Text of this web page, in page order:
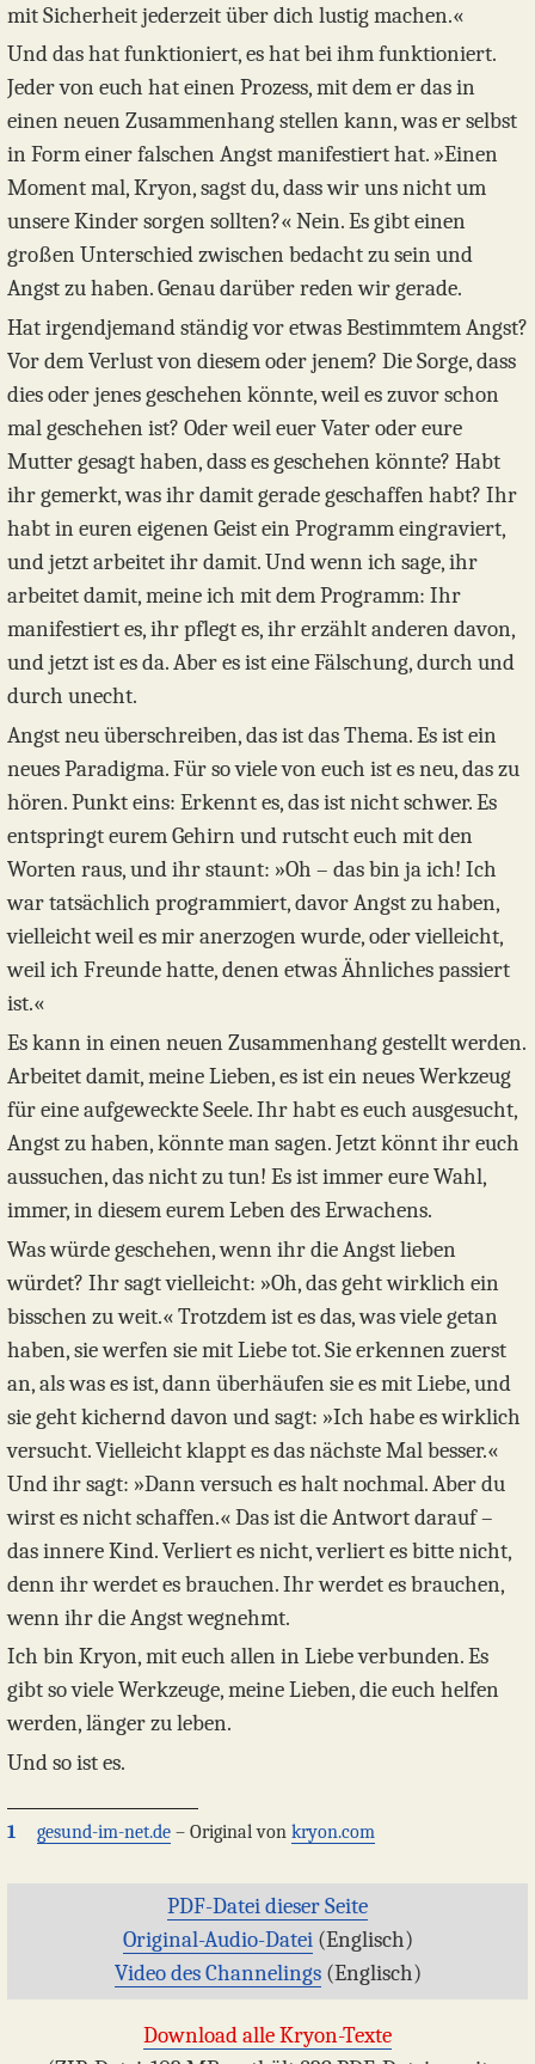
mit Sicherheit jederzeit über dich lustig machen.«
Und das hat funktioniert, es hat bei ihm funktioniert.
Jeder von euch hat einen Prozess, mit dem er das in
einen neuen Zusammenhang stellen kann, was er selbst
in Form einer falschen Angst manifestiert hat. »Einen
Moment mal, Kryon, sagst du, dass wir uns nicht um
unsere Kinder sorgen sollten?« Nein. Es gibt einen
großen Unterschied zwischen bedacht zu sein und
Angst zu haben. Genau darüber reden wir gerade.
Hat irgendjemand ständig vor etwas Bestimmtem Angst?
Vor dem Verlust von diesem oder jenem? Die Sorge, dass
dies oder jenes geschehen könnte, weil es zuvor schon
mal geschehen ist? Oder weil euer Vater oder eure
Mutter gesagt haben, dass es geschehen könnte? Habt
ihr gemerkt, was ihr damit gerade geschaffen habt? Ihr
habt in euren eigenen Geist ein Programm eingraviert,
und jetzt arbeitet ihr damit. Und wenn ich sage, ihr
arbeitet damit, meine ich mit dem Programm: Ihr
manifestiert es, ihr pflegt es, ihr erzählt anderen davon,
und jetzt ist es da. Aber es ist eine Fälschung, durch und
durch unecht.
Angst neu überschreiben, das ist das Thema. Es ist ein
neues Paradigma. Für so viele von euch ist es neu, das zu
hören. Punkt eins: Erkennt es, das ist nicht schwer. Es
entspringt eurem Gehirn und rutscht euch mit den
Worten raus, und ihr staunt: »Oh – das bin ja ich! Ich
war tatsächlich programmiert, davor Angst zu haben,
vielleicht weil es mir anerzogen wurde, oder vielleicht,
weil ich Freunde hatte, denen etwas Ähnliches passiert
ist.«
Es kann in einen neuen Zusammenhang gestellt werden.
Arbeitet damit, meine Lieben, es ist ein neues Werkzeug
für eine aufgeweckte Seele. Ihr habt es euch ausgesucht,
Angst zu haben, könnte man sagen. Jetzt könnt ihr euch
aussuchen, das nicht zu tun! Es ist immer eure Wahl,
immer, in diesem eurem Leben des Erwachens.
Was würde geschehen, wenn ihr die Angst lieben
würdet? Ihr sagt vielleicht: »Oh, das geht wirklich ein
bisschen zu weit.« Trotzdem ist es das, was viele getan
haben, sie werfen sie mit Liebe tot. Sie erkennen zuerst
an, als was es ist, dann überhäufen sie es mit Liebe, und
sie geht kichernd davon und sagt: »Ich habe es wirklich
versucht. Vielleicht klappt es das nächste Mal besser.«
Und ihr sagt: »Dann versuch es halt nochmal. Aber du
wirst es nicht schaffen.« Das ist die Antwort darauf –
das innere Kind. Verliert es nicht, verliert es bitte nicht,
denn ihr werdet es brauchen. Ihr werdet es brauchen,
wenn ihr die Angst wegnehmt.
Ich bin Kryon, mit euch allen in Liebe verbunden. Es
gibt so viele Werkzeuge, meine Lieben, die euch helfen
werden, länger zu leben.
Und so ist es.
1 gesund-im-net.de – Original von kryon.com
PDF-Datei dieser Seite
Original-Audio-Datei(Englisch)
Video des Channelings(Englisch)
Download alle Kryon-Texte